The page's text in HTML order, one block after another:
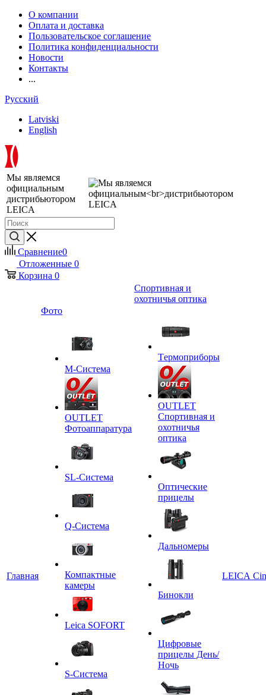
О компании
Оплата и доставка
Пользовательское соглашение
Политика конфиденциальности
Новости
Контакты
...
Русский
Latviski
English
Мы являемся
официальным
дистрибьютором
LEICA
Сравнение0
Отложенные 0
Корзина 0
Главная
Фото
M-Система
OUTLET
Фотоаппаратура
SL-Система
Q-Cистема
Компактные
камеры
Leica SOFORT
S-Система
Спортивная и
охотничья оптика
Tермоприборы
OUTLET
Спортивная и
охотничья
оптика
Оптические
прицелы
Дальномеры
Бинокли
Цифровые
прицелы День/
Ночь
LEICA